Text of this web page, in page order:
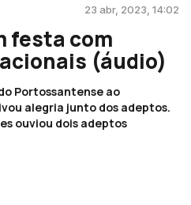
23 abr, 2023, 14:02
festa com
(áudio)
Portossantense ao
alegria junto dos adeptos.
ouviou dois adeptos